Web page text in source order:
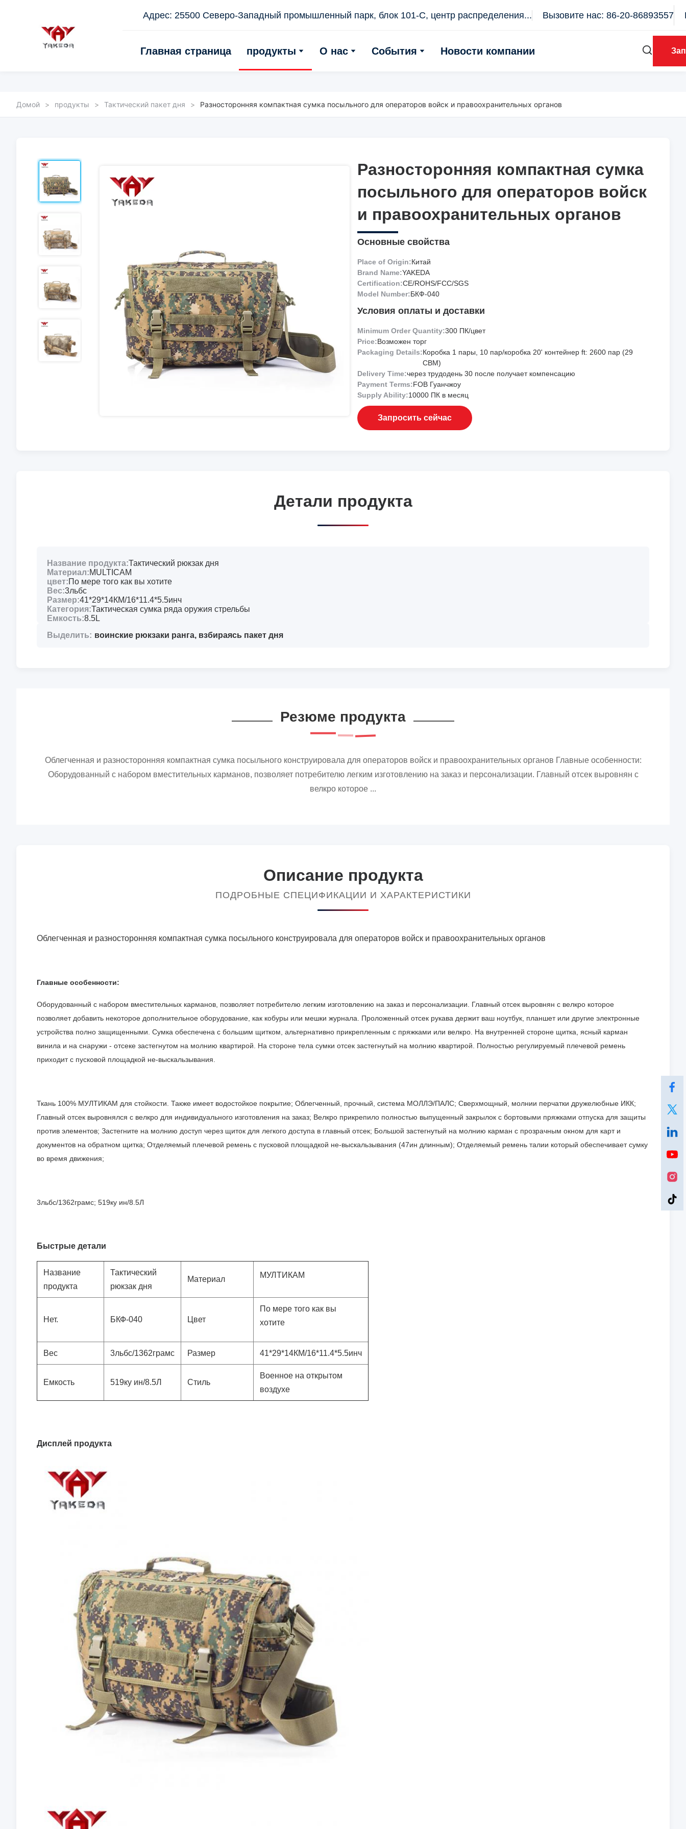
Адрес: 25500 Северо-Западный промышленный парк, блок 101-С, центр распределения... Вызовите нас: 86-20-86893557
Главная страница продукты О нас События Новости компании
Домой > продукты > Тактический пакет дня > Разносторонняя компактная сумка посыльного для операторов войск и правоохранительных органов
Разносторонняя компактная сумка
посыльного для операторов войск
и правоохранительных органов
Разносторонняя компактная сумка
посыльного для операторов войск
и правоохранительных органов
Основные свойства
Place of Origin:Китай
Brand Name:YAKEDA
Certification:CE/ROHS/FCC/SGS
Model Number:БКФ-040
Условия оплаты и доставки
Minimum Order Quantity:300 ПК/цвет
Price:Возможен торг
Packaging Details:Коробка 1 пары, 10 пар/коробка 20' контейнер ft: 2600 пар (29
CBM)
Delivery Time:через трудодень 30 после получает компенсацию
Payment Terms:FOB Гуанчжоу
Supply Ability:10000 ПК в месяц
Запросить сейчас
Детали продукта
Название продукта:Тактический рюкзак дня
Материал:MULTICAM
цвет:По мере того как вы хотите
Вес:3льбс
Размер:41*29*14КМ/16*11.4*5.5инч
Категория:Тактическая сумка ряда оружия стрельбы
Емкость:8.5L
Выделить: воинские рюкзаки ранга, взбираясь пакет дня
Резюме продукта
Облегченная и разносторонняя компактная сумка посыльного конструировала для операторов войск и правоохранительных органов Главные особенности:
Оборудованный с набором вместительных карманов, позволяет потребителю легким изготовлению на заказ и персонализации. Главный отсек выровнян с
велкро которое ...
Описание продукта
ПОДРОБНЫЕ СПЕЦИФИКАЦИИ И ХАРАКТЕРИСТИКИ
Облегченная и разносторонняя компактная сумка посыльного конструировала для операторов войск и правоохранительных органов
Главные особенности:
Оборудованный с набором вместительных карманов, позволяет потребителю легким изготовлению на заказ и персонализации. Главный отсек выровнян с велкро которое
позволяет добавить некоторое дополнительное оборудование, как кобуры или мешки журнала. Проложенный отсек рукава держит ваш ноутбук, планшет или другие электронные
устройства полно защищенными. Сумка обеспечена с большим щитком, альтернативно прикрепленным с пряжками или велкро. На внутренней стороне щитка, ясный карман
винила и на снаружи - отсеке застегнутом на молнию квартирой. На стороне тела сумки отсек застегнутый на молнию квартирой. Полностью регулируемый плечевой ремень
приходит с пусковой площадкой не-выскальзывания.
Ткань 100% МУЛТИКАМ для стойкости. Также имеет водостойкое покрытие; Облегченный, прочный, система МОЛЛЭ/ПАЛС; Сверхмощный, молнии перчатки дружелюбные ИКК;
Главный отсек выровнялся с велкро для индивидуального изготовления на заказ; Велкро прикрепило полностью выпущенный закрылок с бортовыми пряжками отпуска для защиты
против элементов; Застегните на молнию доступ через щиток для легкого доступа в главный отсек; Большой застегнутый на молнию карман с прозрачным окном для карт и
документов на обратном щитка; Отделяемый плечевой ремень с пусковой площадкой не-выскальзывания (47ин длинным); Отделяемый ремень талии который обеспечивает сумку
во время движения;
3льбс/1362грамс; 519ку ин/8.5Л
Быстрые детали
Название
продукта
Тактический
рюкзак дня
Материал МУЛТИКАМ
Нет. БКФ-040 Цвет
По мере того как вы
хотите
Вес 3льбс/1362грамс Размер 41*29*14КМ/16*11.4*5.5инч
Емкость 519ку ин/8.5Л Стиль
Военное на открытом
воздухе
Дисплей продукта